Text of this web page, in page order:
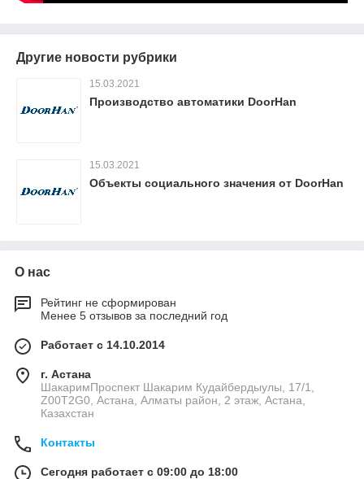
Другие новости рубрики
15.03.2021
Производство автоматики DoorHan
15.03.2021
Объекты социального значения от DoorHan
О нас
Рейтинг не сформирован
Менее 5 отзывов за последний год
Работает с 14.10.2014
г. Астана
ШакаримПроспект Шакарим Кудайбердыулы, 17/1,
Z00T2G0, Астана, Алматы район, 2 этаж, Астана,
Казахстан
Контакты
Сегодня работает с 09:00 до 18:00